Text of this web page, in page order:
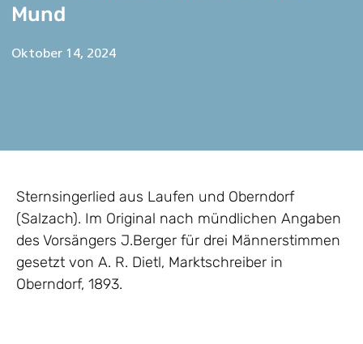
Mund
Oktober 14, 2024
Sternsingerlied aus Laufen und Oberndorf
(Salzach). Im Original nach mündlichen Angaben
des Vorsängers J.Berger für drei Männerstimmen
gesetzt von A. R. Dietl, Marktschreiber in
Oberndorf, 1893.